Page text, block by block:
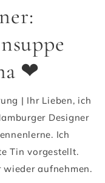
❤
| Ihr Lieben, ich
Designer
Ich
Tin vorgestellt.
aufnehmen.